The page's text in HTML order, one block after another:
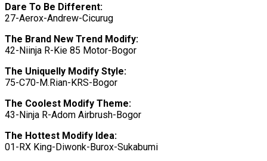
Dare To Be Different:
27-Aerox-Andrew-Cicurug
The Brand New Trend Modify:
42-Niinja R-Kie 85 Motor-Bogor
The Uniquelly Modify Style:
75-C70-M.Rian-KRS-Bogor
The Coolest Modify Theme:
43-Ninja R-Adom Airbrush-Bogor
The Hottest Modify Idea:
01-RX King-Diwonk-Burox-Sukabumi